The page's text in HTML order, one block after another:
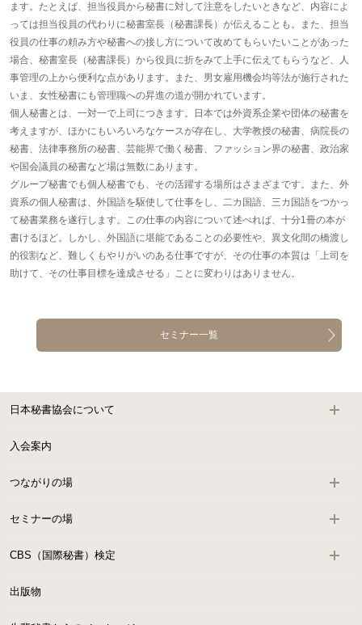
ます。たとえば、担当役員から秘書に対して注意をしたいときなど、内容によ
っては担当役員の代わりに秘書室長（秘書課長）が伝えることも。また、担当
役員の仕事の頼み方や秘書への接し方について改めてもらいたいことがあった
場合、秘書室長（秘書課長）から役員に折をみて上手に伝えてもらうなど、人
事管理の上から便利な点があります。また、男女雇用機会均等法が施行された
いま、女性秘書にも管理職への昇進の道が開かれています。
個人秘書とは、一対一で上司につきます。日本では外資系企業や団体の秘書を
考えますが、ほかにもいろいろなケースが存在し、大学教授の秘書、病院長の
秘書、法律事務所の秘書、芸能界で働く秘書、ファッション界の秘書、政治家
や国会議員の秘書など場は無数にあります。
グループ秘書でも個人秘書でも、その活躍する場所はさまざまです。また、外
資系の個人秘書は、外国語を駆使して仕事をし、二カ国語、三カ国語をつかっ
て秘書業務を遂行します。この仕事の内容について述べれば、十分1冊の本が
書けるほど。しかし、外国語に堪能であることの必要性や、異文化間の橋渡し
的役割など、難しくもやりがいのある仕事ですが、その仕事の本質は「上司を
助けて、その仕事目標を達成させる」ことに変わりはありません。
セミナー一覧
日本秘書協会について
入会案内
つながりの場
セミナーの場
CBS（国際秘書）検定
出版物